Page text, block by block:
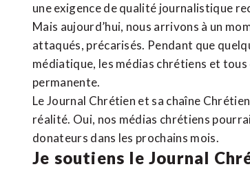
une exigence de qualité journalistique
Mais aujourd’hui, nous arrivons à un
attaqués, précarisés. Pendant que
médiatique, les médias chrétiens et
permanente.
Le Journal Chrétien et sa chaîne
réalité. Oui, nos médias chrétiens
donateurs dans les prochains mois.
Je soutiens le Journal